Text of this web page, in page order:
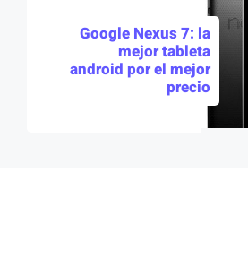
Google Nexus 7: la
mejor tableta
android por el mejor
precio